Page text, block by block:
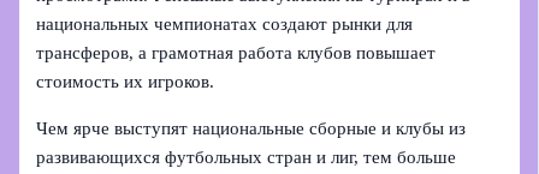
национальных чемпионатах создают рынки для
трансферов, а грамотная работа клубов повышает
стоимость их игроков.
Чем ярче выступят национальные сборные и клубы из
развивающихся футбольных стран и лиг, тем больше